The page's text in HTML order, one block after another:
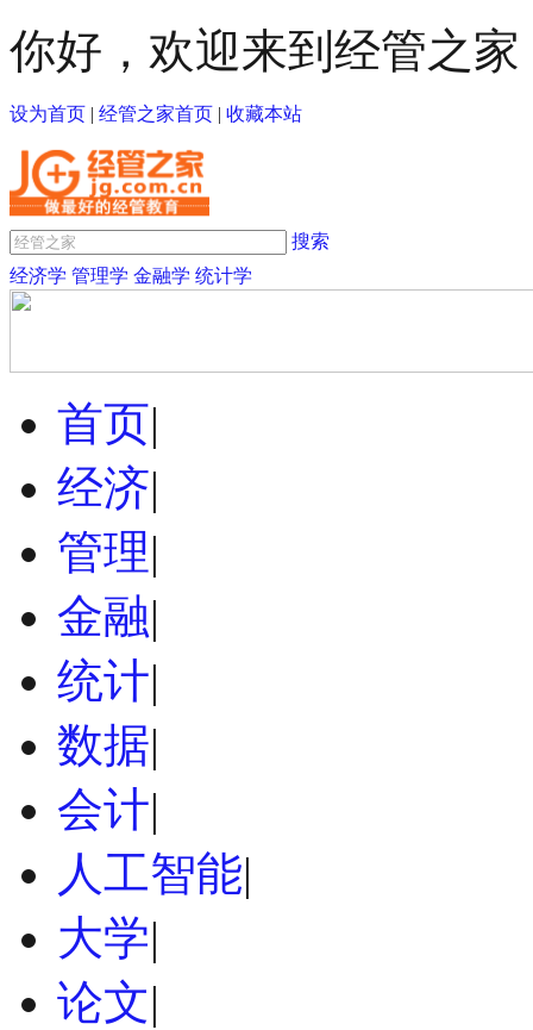
你好，欢迎来到经管之家
设为首页 | 经管之家首页 | 收藏本站
搜索
经济学 管理学 金融学 统计学
首页|
经济|
管理|
金融|
统计|
数据|
会计|
人工智能|
大学|
论文|